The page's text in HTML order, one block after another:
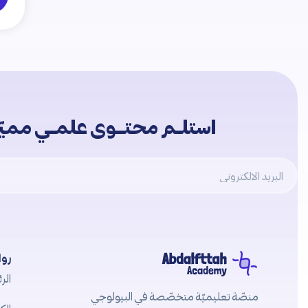
استلــم محتـــوى علمــي
منصّة تعليميّة متخصّصة في البيولوجي